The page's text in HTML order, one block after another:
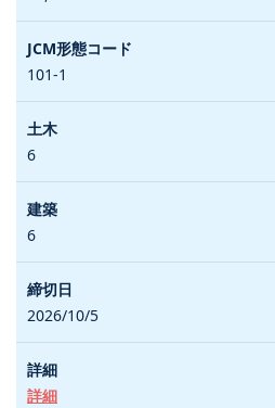
101-1
6
6
2026/10/5
詳細